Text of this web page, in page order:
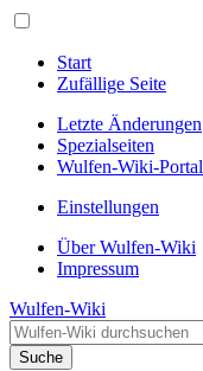
Start
Zufällige Seite
Letzte Änderungen
Spezialseiten
Wulfen-Wiki-Portal
Einstellungen
Über Wulfen-Wiki
Impressum
Wulfen-Wiki
Suche